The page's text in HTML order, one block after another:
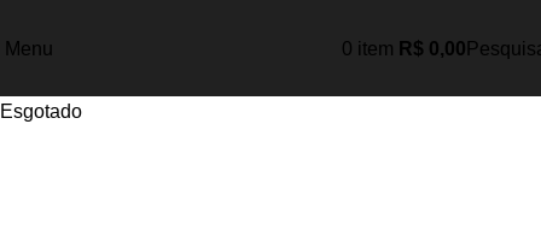
Menu 0 item R$ 0,00
Esgotado